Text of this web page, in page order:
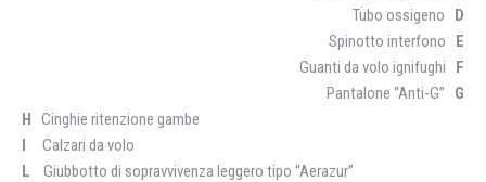
Tubo ossigeno D
Spinotto interfono E
Guanti da volo ignifughi F
Pantalone “Anti-G” G
H Cinghie ritenzione gambe
I
Calzari da volo
L Giubbotto di sopravvivenza leggero tipo “Aerazur”